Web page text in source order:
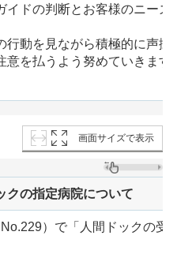
イドの判断とお客様のニー
行動を見ながら積極的に声
意を払うよう努めていきます
画面サイズで表示
クの指定病院について
）で「人間ドックの受